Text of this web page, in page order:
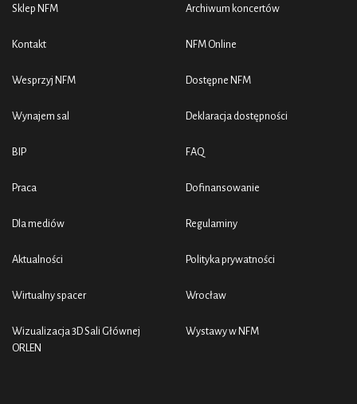
Sklep NFM
Kontakt
Wesprzyj NFM
Wynajem sal
BIP
Praca
Dla mediów
Aktualności
Wirtualny spacer
Wizualizacja 3D Sali Głównej
ORLEN
Archiwum koncertów
NFM Online
Dostępne NFM
Deklaracja dostępności
FAQ
Dofinansowanie
Regulaminy
Polityka prywatności
Wrocław
Wystawy w NFM